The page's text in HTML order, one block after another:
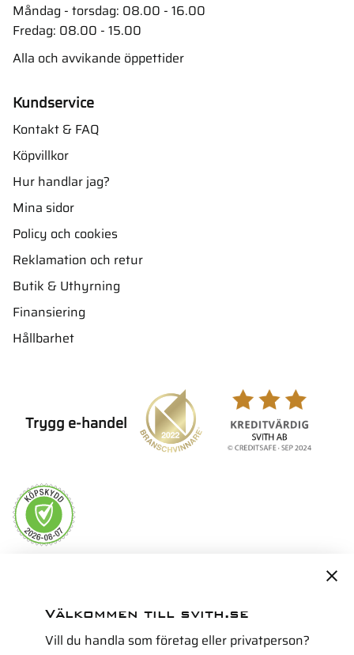
Måndag - torsdag: 08.00 - 16.00
Fredag: 08.00 - 15.00
Alla och avvikande öppettider
Kundservice
Kontakt & FAQ
Köpvillkor
Hur handlar jag?
Mina sidor
Policy och cookies
Reklamation och retur
Butik & Uthyrning
Finansiering
Hållbarhet
Trygg e-handel
Välkommen till svith.se
Vill du handla som företag eller privatperson?